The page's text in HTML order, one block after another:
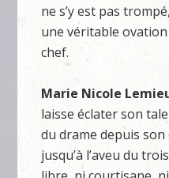
ne s’y est pas
une véritable
chef.
Marie Nicole
laisse éclater son
du drame depuis
jusqu’à l’aveu du